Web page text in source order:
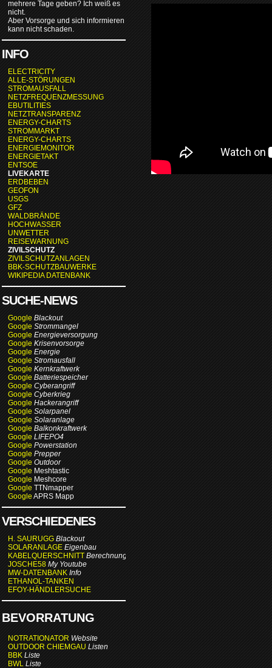
mehrere Tage geben? Ich weiß es
nicht.
Aber Vorsorge und sich informieren
kann nicht schaden.
INFO
ELECTRICITY
ALLE-STÖRUNGEN
STROMAUSFALL
NETZFREQUENZMESSUNG
EBUTILITIES
NETZTRANSPARENZ
ENERGY-CHARTS
STROMMARKT
ENERGY-CHARTS
ENERGIEMONITOR
ENERGIETAKT
ENTSOE
LIVEKARTE
ERDBEBEN
GEOFON
USGS
GFZ
WALDBRÄNDE
HOCHWASSER
UNWETTER
REISEWARNUNG
ZIVILSCHUTZ
ZIVILSCHUTZANLAGEN
BBK-SCHUTZBAUWERKE
WIKIPEDIA DATENBANK
SUCHE-NEWS
Google Blackout
Google Strommangel
Google Energieversorgung
Google Krisenvorsorge
Google Energie
Google Stromausfall
Google Kernkraftwerk
Google Batteriespeicher
Google Cyberangriff
Google Cyberkrieg
Google Hackerangriff
Google Solarpanel
Google Solaranlage
Google Balkonkraftwerk
Google LIFEPO4
Google Powerstation
Google Prepper
Google Outdoor
Google Meshtastic
Google Meshcore
Google TTNmapper
Google APRS Mapp
VERSCHIEDENES
H. SAURUGG Blackout
SOLARANLAGE Eigenbau
KABELQUERSCHNITT Berechnung
JOSCHE58 My Youtube
MW-DATENBANK Info
ETHANOL-TANKEN
EFOY-HÄNDLERSUCHE
BEVORRATUNG
NOTRATIONATOR Website
OUTDOOR CHIEMGAU Listen
BBK Liste
BWL Liste